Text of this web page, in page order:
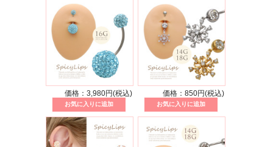
価格：3,980円(税込) 価格：850円(税込)